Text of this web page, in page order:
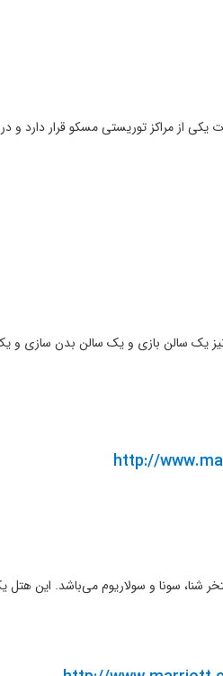
مسکو قرار دارد و در سال 1998 نو سازی
روسیه است و دارای 273 اتاق و شش اتاق جلسه و نیز یک
http://